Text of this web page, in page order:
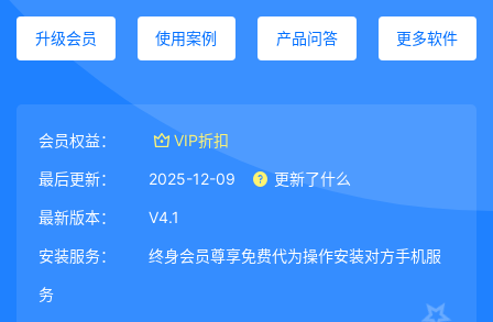
升级会员 使用案例 产品问答 更多软件
会员权益： VIP折扣
最后更新： 2025-12-09 更新了什么
最新版本： V4.1
安装服务： 终身会员尊享免费代为操作安装对方手机服
务